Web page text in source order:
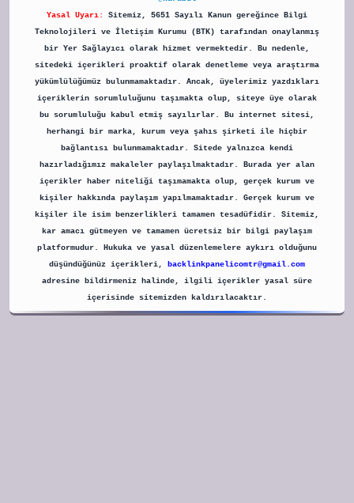
Yasal Uyarı:
Sitemiz, 5651 Sayılı Kanun gereğince Bilgi
Teknolojileri ve İletişim Kurumu (BTK) tarafından onaylanmış
bir Yer Sağlayıcı olarak hizmet vermektedir. Bu nedenle,
sitedeki içerikleri proaktif olarak denetleme veya araştırma
yükümlülüğümüz bulunmamaktadır. Ancak, üyelerimiz yazdıkları
içeriklerin sorumluluğunu taşımakta olup, siteye üye olarak
bu sorumluluğu kabul etmiş sayılırlar. Bu internet sitesi,
herhangi bir marka, kurum veya şahıs şirketi ile hiçbir
bağlantısı bulunmamaktadır. Sitede yalnızca kendi
hazırladığımız makaleler paylaşılmaktadır. Burada yer alan
içerikler haber niteliği taşımamakta olup, gerçek kurum ve
kişiler hakkında paylaşım yapılmamaktadır. Gerçek kurum ve
kişiler ile isim benzerlikleri tamamen tesadüfidir. Sitemiz,
kar amacı gütmeyen ve tamamen ücretsiz bir bilgi paylaşım
platformudur. Hukuka ve yasal düzenlemelere aykırı olduğunu
düşündüğünüz içerikleri,
backlinkpanelicomtr@gmail.com
adresine bildirmeniz halinde, ilgili içerikler yasal süre
içerisinde sitemizden kaldırılacaktır.